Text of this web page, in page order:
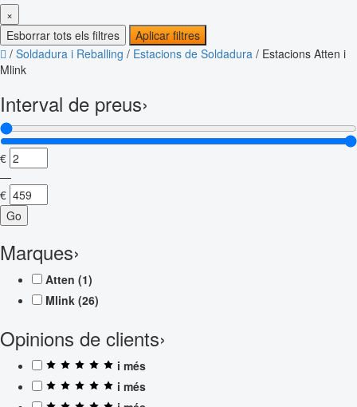
×
Esborrar tots els filtres
Aplicar filtres
/ Soldadura i Reballing / Estacions de Soldadura / Estacions Atten i
Mlink
Interval de preus›
€
—
€
Go
Marques›
Atten (1)
Mlink (26)
Opinions de clients›
i més
i més